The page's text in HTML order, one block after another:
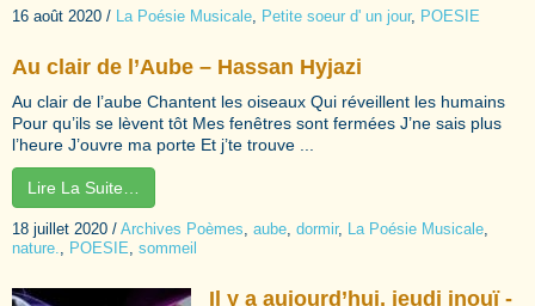
16 août 2020 / La Poésie Musicale Petite soeur d' un jour, POESIE
Au clair de l’Aube – Hassan Hyjazi
Au clair de l’aube Chantent les oiseaux Qui réveillent les humains
Pour qu’ils se lèvent tôt Mes fenêtres sont fermées J’ne sais plus
l’heure J’ouvre ma porte Et j’te trouve ...
Lire La Suite…
18 juillet 2020 / Archives Poèmes aube dormir, La Poésie Musicale
nature.
POESIE sommeil
Il y a aujourd’hui, jeudi inouï -